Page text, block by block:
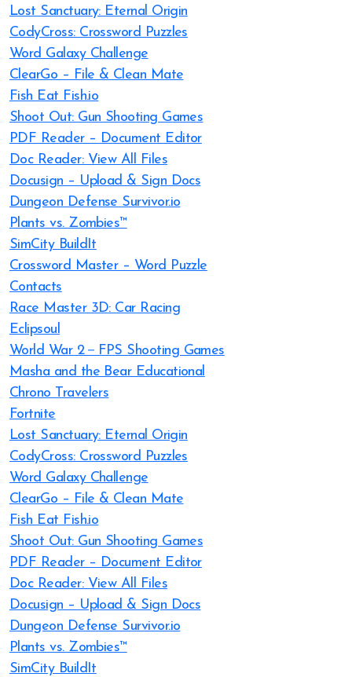
Lost Sanctuary: Eternal Origin
CodyCross: Crossword Puzzles
Word Galaxy Challenge
ClearGo – File & Clean Mate
Fish Eat Fish.io
Shoot Out: Gun Shooting Games
PDF Reader – Document Editor
Doc Reader: View All Files
Docusign – Upload & Sign Docs
Dungeon Defense Survivor.io
Plants vs. Zombies™
SimCity BuildIt
Crossword Master – Word Puzzle
Contacts
Race Master 3D: Car Racing
Eclipsoul
World War 2－FPS Shooting Games
Masha and the Bear Educational
Chrono Travelers
Fortnite
Lost Sanctuary: Eternal Origin
CodyCross: Crossword Puzzles
Word Galaxy Challenge
ClearGo – File & Clean Mate
Fish Eat Fish.io
Shoot Out: Gun Shooting Games
PDF Reader – Document Editor
Doc Reader: View All Files
Docusign – Upload & Sign Docs
Dungeon Defense Survivor.io
Plants vs. Zombies™
SimCity BuildIt